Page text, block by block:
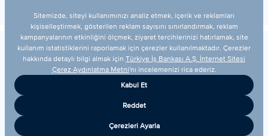
© 2026 Türkiye İş Bankası A.Ş.
Gizlilik Politikamız Kişisel Verilerin Korunması
Bilgi Toplumu Hizmetleri
Çerez Ayarları